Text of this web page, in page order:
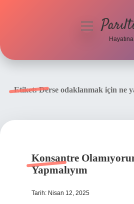
menüyü
Etiket:Derse odaklanmak için ne
Konsantre
Yapmalıyım
Tarih: Nisan 12, 2025